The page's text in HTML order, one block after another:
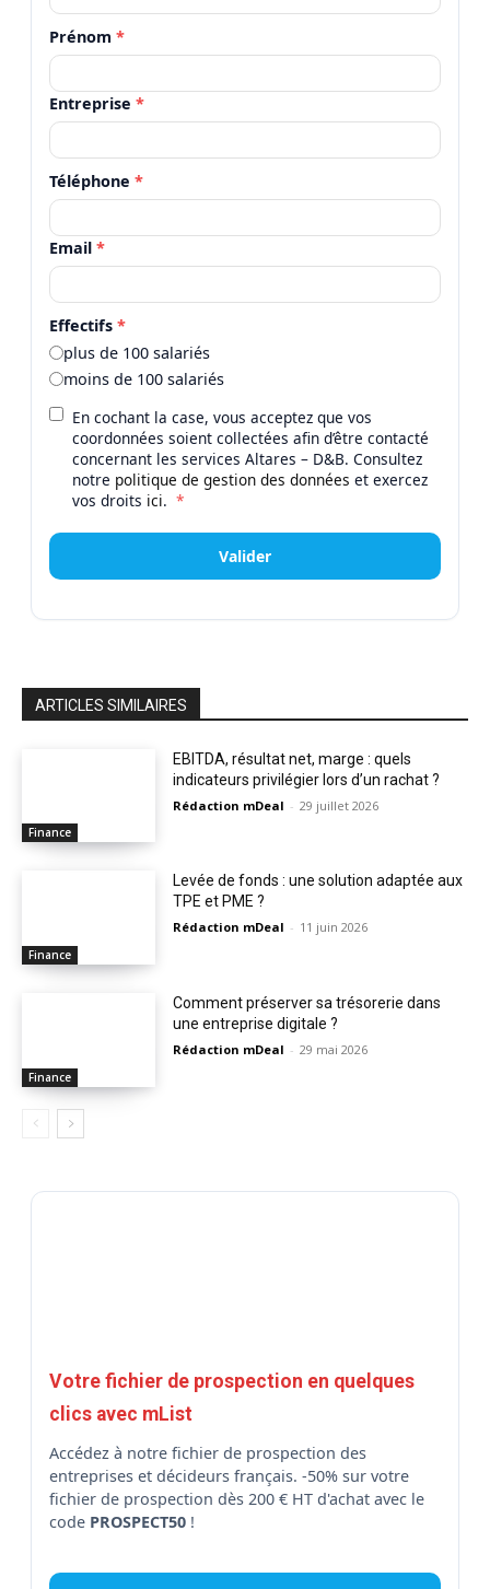
Prénom *
Entreprise *
Téléphone *
Email *
Effectifs *
plus de 100 salariés
moins de 100 salariés
En cochant la case, vous acceptez que vos
coordonnées soient collectées afin d’être contacté
concernant les services Altares – D&B. Consultez
notre politique de gestion des données et exercez
vos droits ici. *
Valider
ARTICLES SIMILAIRES
Finance
EBITDA, résultat net, marge : quels
indicateurs privilégier lors d’un rachat ?
Rédaction mDeal - 29 juillet 2026
Finance
Levée de fonds : une solution adaptée aux
TPE et PME ?
Rédaction mDeal - 11 juin 2026
Finance
Comment préserver sa trésorerie dans
une entreprise digitale ?
Rédaction mDeal - 29 mai 2026
Votre fichier de prospection en quelques
clics avec mList
Accédez à notre fichier de prospection des
entreprises et décideurs français. -50% sur votre
fichier de prospection dès 200 € HT d'achat avec le
code PROSPECT50 !